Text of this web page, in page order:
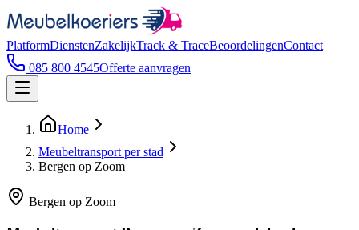
PlatformDienstenZakelijkTrack & TraceBeoordelingenContact
085 800 4545Offerte aanvragen
Home
Meubeltransport per stad
Bergen op Zoom
Bergen op Zoom